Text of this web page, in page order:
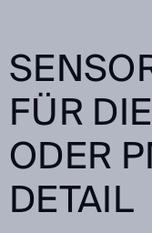
FÜR
ODER
DETAIL